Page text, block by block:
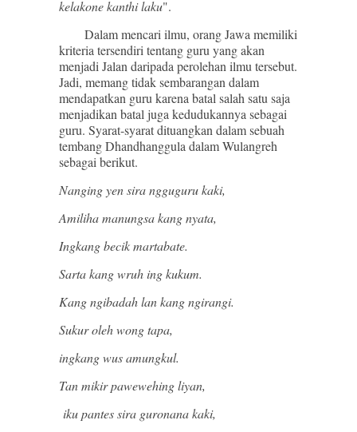
kelakone kanthi laku".
Dalam mencari ilmu, orang Jawa memiliki
kriteria tersendiri tentang guru yang akan
menjadi Jalan daripada perolehan ilmu tersebut.
Jadi, memang tidak sembarangan dalam
mendapatkan guru karena batal salah satu saja
menjadikan batal juga kedudukannya sebagai
guru. Syarat-syarat dituangkan dalam sebuah
tembang Dhandhanggula dalam Wulangreh
sebagai berikut.
Nanging yen sira ngguguru kaki,
Amiliha manungsa kang nyata,
Ingkang becik martabate.
Sarta kang wruh ing kukum.
Kang ngibadah lan kang ngirangi.
Sukur oleh wong tapa,
ingkang wus amungkul.
Tan mikir pawewehing liyan,
iku pantes sira guronana kaki,